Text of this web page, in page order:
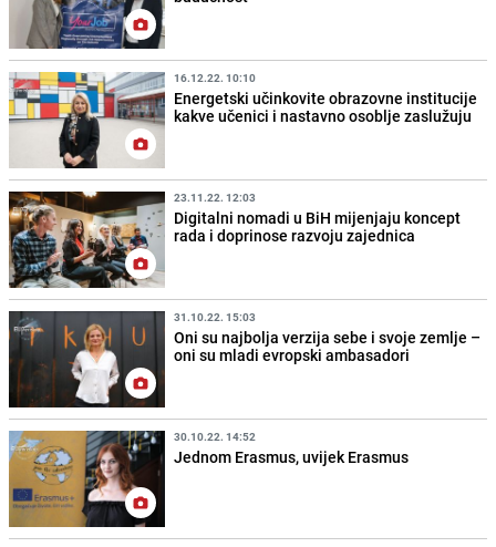
16.12.22. 10:10
Energetski učinkovite obrazovne institucije
kakve učenici i nastavno osoblje zaslužuju
23.11.22. 12:03
Digitalni nomadi u BiH mijenjaju koncept
rada i doprinose razvoju zajednica
31.10.22. 15:03
Oni su najbolja verzija sebe i svoje zemlje –
oni su mladi evropski ambasadori
30.10.22. 14:52
Jednom Erasmus, uvijek Erasmus